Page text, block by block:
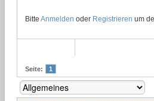
Bitte Anmelden oder Registrieren um
Seite: 1